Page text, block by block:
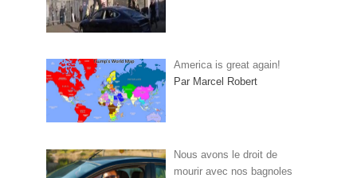
America is great again!
Par Marcel Robert
Nous avons le droit de
mourir avec nos bagnoles